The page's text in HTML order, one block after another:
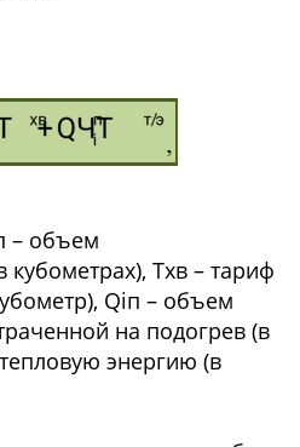
– объем
Tхв – тариф
Qiп – объем
на подогрев (в
энергию (в